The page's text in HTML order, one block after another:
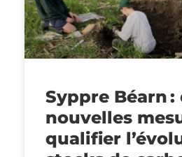
Syppre Béarn :
nouvelles
qualifier